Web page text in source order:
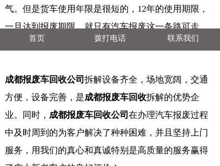
气。但是货车使用年限是很短的，12年的使用期限，
一旦达到报废期限，就只有汽车报废这一条路可走，
成都报废车回收公司
专业办理成都货车报废 。
成都报废车回收公司 拆解设备齐全，场地宽阔，交通
方便，设备完善，是成都报废车回收拆解的优势企
业。同时， 成都报废车回收公司 在办理汽车报废过程
中及时周到的为客户解决了种种困难，并且坚持上门
服务，用我们的真心和真诚特别是高质量的服务赢得
首页 拨打电话 联系我们